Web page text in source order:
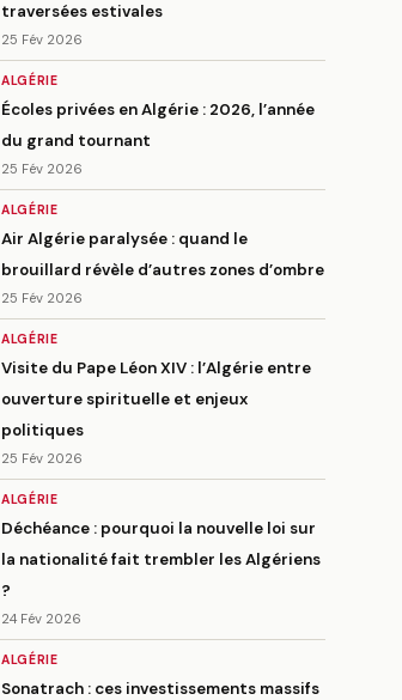
traversées estivales
25 Fév 2026
ALGÉRIE
Écoles privées en Algérie : 2026, l’année
du grand tournant
25 Fév 2026
ALGÉRIE
Air Algérie paralysée : quand le
brouillard révèle d’autres zones d’ombre
25 Fév 2026
ALGÉRIE
Visite du Pape Léon XIV : l’Algérie entre
ouverture spirituelle et enjeux
politiques
25 Fév 2026
ALGÉRIE
Déchéance : pourquoi la nouvelle loi sur
la nationalité fait trembler les Algériens
?
24 Fév 2026
ALGÉRIE
Sonatrach : ces investissements massifs